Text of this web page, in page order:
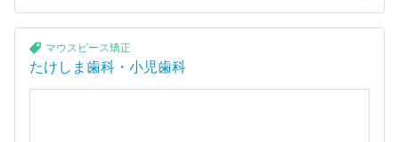
マウスピース矯正
たけしま歯科・小児歯科